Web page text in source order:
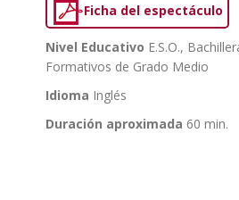
Ficha del espectáculo
Nivel Educativo E.S.O.,
Formativos de Grado Medio
Idioma Inglés
Duración aproximada 60 min.